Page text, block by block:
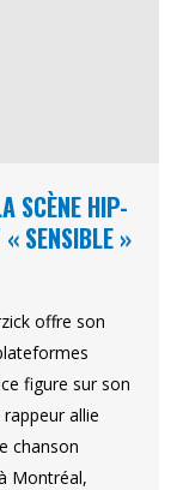
SCÈNE HIP-
« SENSIBLE »
offre son
figure sur son
allie
chanson
Montréal,